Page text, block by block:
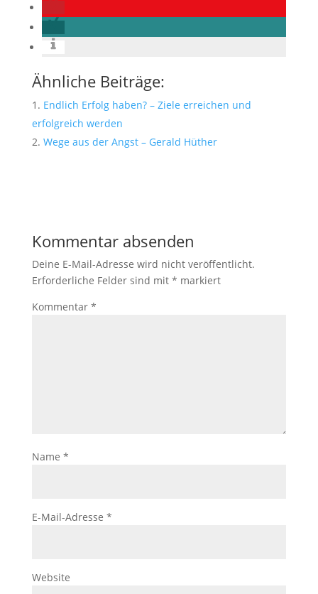
Ähnliche Beiträge:
Endlich Erfolg haben? – Ziele erreichen und
erfolgreich werden
Wege aus der Angst – Gerald Hüther
Kommentar absenden
Deine E-Mail-Adresse wird nicht veröffentlicht.
Erforderliche Felder sind mit * markiert
Kommentar *
Name *
E-Mail-Adresse *
Website